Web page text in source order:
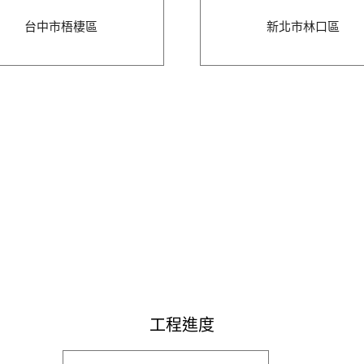
台中市梧棲區 新北市林口區
工程進度